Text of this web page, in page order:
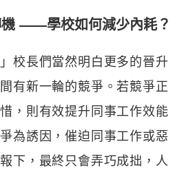
——學校如何減少內耗？
校長們當然明白更多的晉升
有新一輪的競爭。若競爭正
，則有效提升同事工作效能
為誘因，催迫同事工作或惡
下，最終只會弄巧成拙，人